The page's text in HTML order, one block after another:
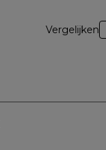
Vergelijken